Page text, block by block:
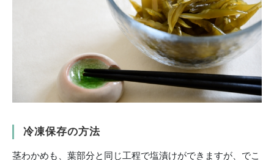
冷凍保存の方法
茎わかめも、葉部分と同じ工程で塩漬けができますが、でこ